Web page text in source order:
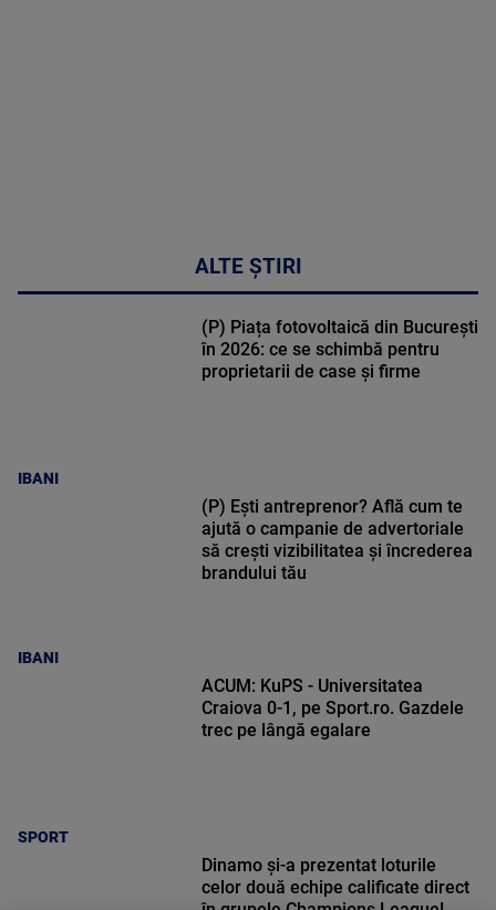
ALTE ȘTIRI
IBANI
(P) Piața fotovoltaică din București
în 2026: ce se schimbă pentru
proprietarii de case și firme
IBANI
(P) Ești antreprenor? Află cum te
ajută o campanie de advertoriale
să crești vizibilitatea și încrederea
brandului tău
SPORT
ACUM: KuPS - Universitatea
Craiova 0-1, pe Sport.ro. Gazdele
trec pe lângă egalare
Dinamo și-a prezentat loturile
celor două echipe calificate direct